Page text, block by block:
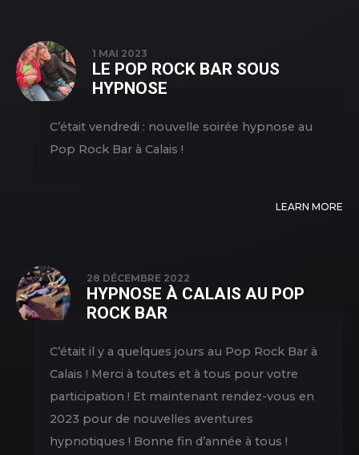
1 MAI 2023
LE POP ROCK BAR SOUS
HYPNOSE
C’était vendredi : nouvelle soirée hypnose au
Pop Rock Bar à Calais !
LEARN MORE
28 DÉCEMBRE 2022
HYPNOSE À CALAIS AU POP
ROCK BAR
C’était il y a quelques jours au Pop Rock Bar à
Calais ! Merci à toutes et à tous pour votre
participation ! Et maintenant rendez-vous en
2023 pour de nouvelles aventures
hypnotiques ! Bonne fin d’année à tous !